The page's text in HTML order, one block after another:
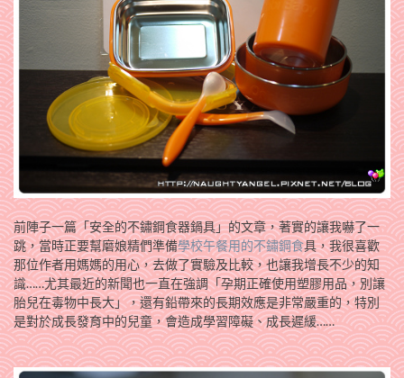
前陣子一篇「安全的不鏽鋼食器鍋具」的文章，著實的讓我嚇了一
跳，當時正要幫磨娘精們準備學校午餐用的不鏽鋼食具，我很喜歡
那位作者用媽媽的用心，去做了實驗及比較，也讓我增長不少的知
識……尤其最近的新聞也一直在強調「孕期正確使用塑膠用品，別讓
胎兒在毒物中長大」，還有鉛帶來的長期效應是非常嚴重的，特別
是對於成長發育中的兒童，會造成學習障礙、成長遲緩……